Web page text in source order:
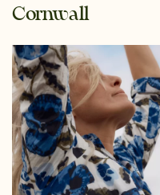
Cornwall